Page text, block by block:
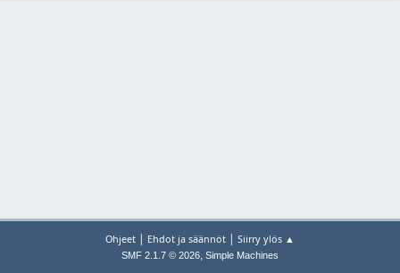
Ohjeet | Ehdot ja säännöt | Siirry ylös ▲
SMF 2.1.7 © 2026, Simple Machines